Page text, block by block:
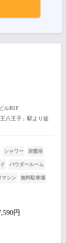
ルB1F
八王子」駅より徒
シャワー 岩盤浴
パウダールーム
マシン 無料駐車場
円